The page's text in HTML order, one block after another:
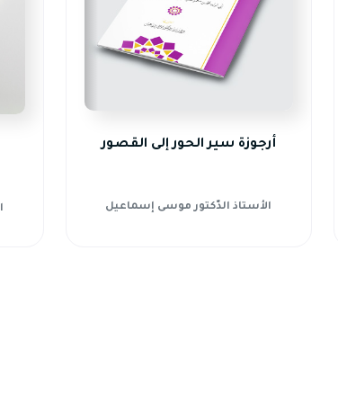
أرجوزة سير الحور إلى القصور
الأستاذ الدّكتور موسى إسماعيل